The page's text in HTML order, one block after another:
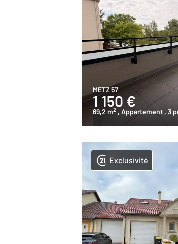
METZ 57
1 150 €
69,2 m2 , Appartement , 3
Exclusivité